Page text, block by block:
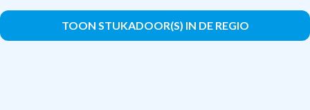
TOON STUKADOOR(S) IN DE REGIO